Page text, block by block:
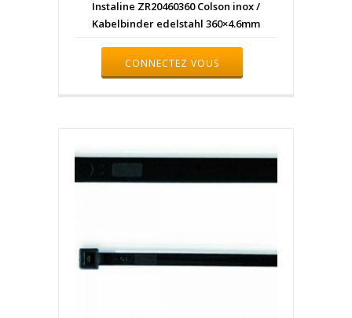
Instaline ZR20460360 Colson inox /
Kabelbinder edelstahl 360×4.6mm
CONNECTEZ VOUS